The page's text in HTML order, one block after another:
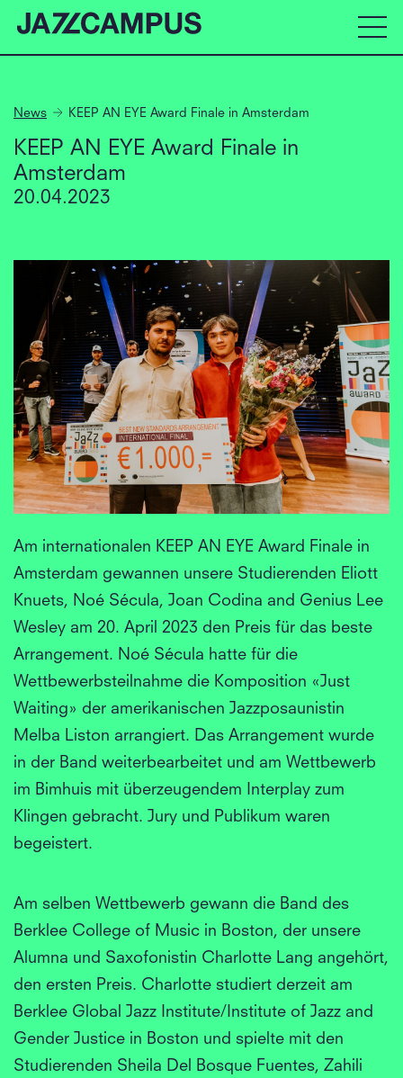
News KEEP AN EYE Award Finale in Amsterdam
KEEP AN EYE Award Finale in
Amsterdam
20.04.2023
Am internationalen KEEP AN EYE Award Finale in
Amsterdam gewannen unsere Studierenden Eliott
Knuets, Noé Sécula, Joan Codina and Genius Lee
Wesley am 20. April 2023 den Preis für das beste
Arrangement. Noé Sécula hatte für die
Wettbewerbsteilnahme die Komposition «Just
Waiting» der amerikanischen Jazzposaunistin
Melba Liston arrangiert. Das Arrangement wurde
in der Band weiterbearbeitet und am Wettbewerb
im Bimhuis mit überzeugendem Interplay zum
Klingen gebracht. Jury und Publikum waren
begeistert.
Am selben Wettbewerb gewann die Band des
Berklee College of Music in Boston, der unsere
Alumna und Saxofonistin Charlotte Lang angehört,
den ersten Preis. Charlotte studiert derzeit am
Berklee Global Jazz Institute/Institute of Jazz and
Gender Justice in Boston und spielte mit den
Studierenden Sheila Del Bosque Fuentes, Zahili